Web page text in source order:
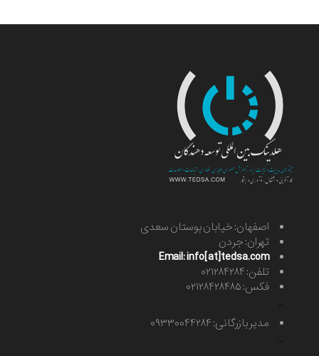
اصفهان: خیابان بوستان سعدی
تهران: جردن
Email: info[at]tedsa.com
تلفن: ۰۲۱۲۸۴۲۸۴
فکس: ۰۲۱۲۸۴۲۸۴۸۵
مدیر بازرگانی: ۰۹۳۳۰۰۴۴۲۸۴